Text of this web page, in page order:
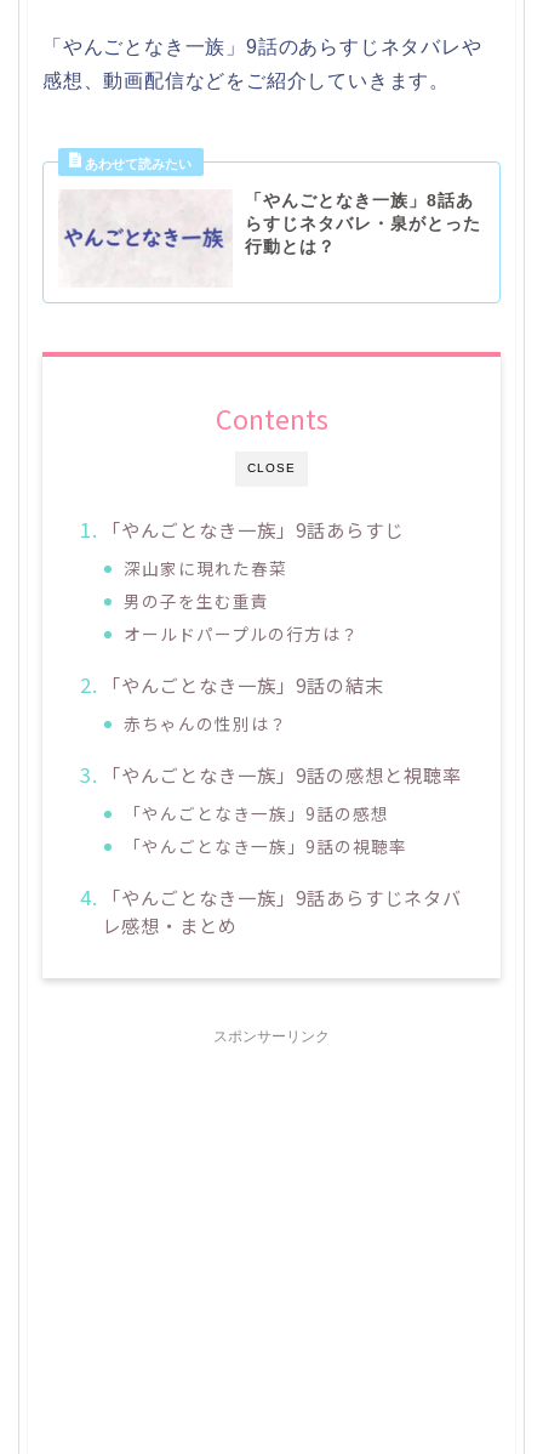
「やんごとなき一族」9話のあらすじネタバレや
感想、動画配信などをご紹介していきます。
「やんごとなき一族」8話あ
らすじネタバレ・泉がとった
行動とは？
CLOSE
Contents
「やんごとなき一族」9話あらすじ
深山家に現れた春菜
男の子を生む重責
オールドパープルの行方は？
「やんごとなき一族」9話の結末
赤ちゃんの性別は？
「やんごとなき一族」9話の感想と視聴率
「やんごとなき一族」9話の感想
「やんごとなき一族」9話の視聴率
「やんごとなき一族」9話あらすじネタバ
レ感想・まとめ
スポンサーリンク